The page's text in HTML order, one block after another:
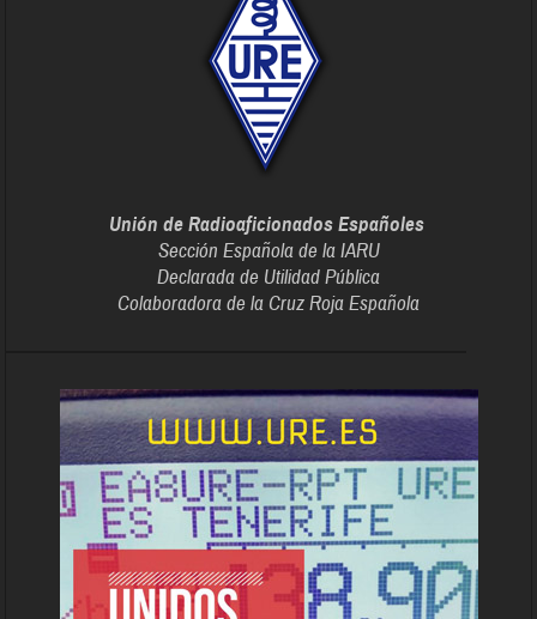
Unión de Radioaficionados Españoles
Sección Española de la IARU
Declarada de Utilidad Pública
Colaboradora de la Cruz Roja Española